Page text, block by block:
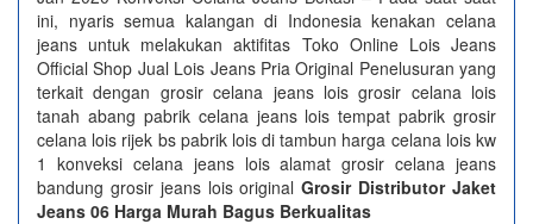
ini, nyaris semua kalangan di Indonesia kenakan celana
jeans untuk melakukan aktifitas Toko Online Lois Jeans
Official Shop Jual Lois Jeans Pria Original Penelusuran yang
terkait dengan grosir celana jeans lois grosir celana lois
tanah abang pabrik celana jeans lois tempat pabrik grosir
celana lois rijek bs pabrik lois di tambun harga celana lois kw
1 konveksi celana jeans lois alamat grosir celana jeans
bandung grosir jeans lois originalGrosir Distributor Jaket
Jeans 06 Harga Murah Bagus Berkualitas